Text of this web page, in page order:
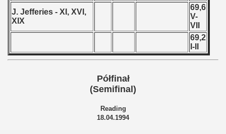
J. Jefferies - XI, XVI,
XIX
69,6
V-
VII
69,2
I-II
Półfinał
(Semifinal)
Reading
18.04.1994